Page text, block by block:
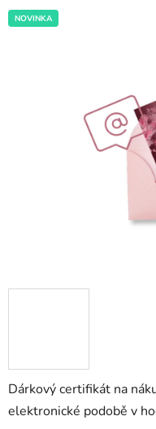
Dárkový certifikát na
elektronické podobě v
produktu
je
NOVINKA